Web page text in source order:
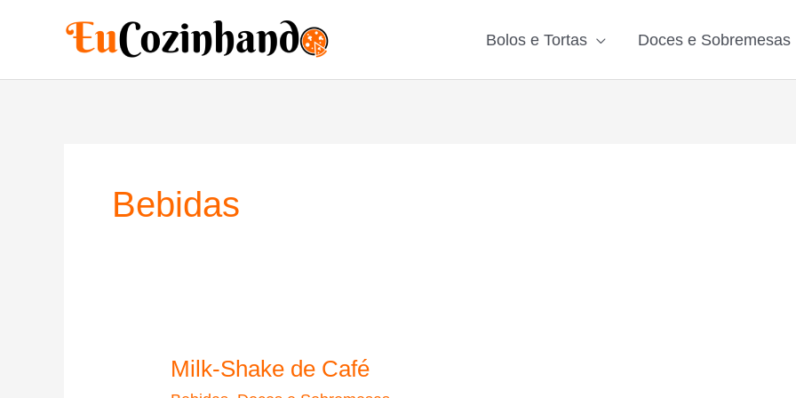
Bolos e Tortas Doces e Sobremesas
Bebidas
Milk-Shake de Café